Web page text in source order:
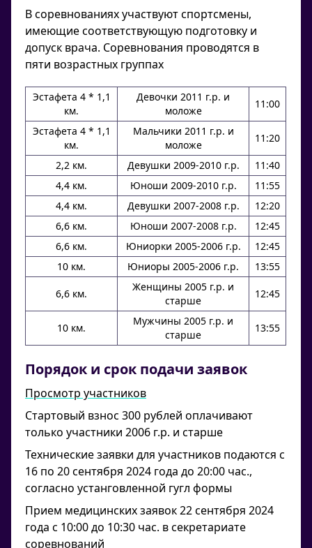
В соревнованиях участвуют спортсмены,
имеющие соответствующую подготовку и
допуск врача. Соревнования проводятся в
пяти возрастных группах
Эстафета 4 * 1,1
км.
Девочки 2011 г.р. и
моложе
11:00
Эстафета 4 * 1,1
км.
Мальчики 2011 г.р. и
моложе
11:20
2,2 км. Девушки 2009-2010 г.р.
11:40
4,4 км.
Юноши 2009-2010 г.р.
11:55
4,4 км.
Девушки 2007-2008 г.р.
12:20
6,6 км.
Юноши 2007-2008 г.р.
12:45
6,6 км.
Юниорки 2005-2006 г.р.
12:45
10 км.
Юниоры 2005-2006 г.р. 13:55
6,6 км.
Женщины 2005 г.р. и
старше
12:45
10 км.
Мужчины 2005 г.р. и
старше
13:55
Порядок и срок подачи заявок
Просмотр участников
Стартовый взнос 300 рублей оплачивают
только участники 2006 г.р. и старше
Технические заявки для участников подаются с
16 по 20 сентября 2024 года до 20:00 час.,
согласно устанговленной гугл формы
Прием медицинских заявок 22 сентября 2024
года с 10:00 до 10:30 час. в секретариате
соревнований